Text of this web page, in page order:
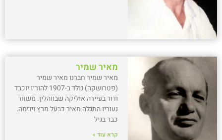
מאיר שמיר
מאיר שמיר חברנו מאיר שמיר
(פטרושקה) נולד ב-1907 להוריו יוכבד
ודוד בעיירה אוליקה שבווהלין. משחר
נעוריו התגלה מאיר כבעל מרץ ויוזמה.
כבר בגיל
קרא עוד »